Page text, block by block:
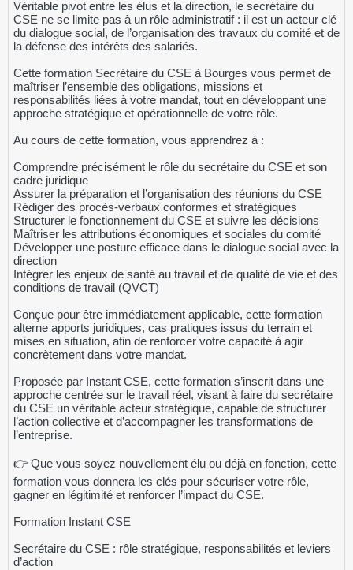
Véritable pivot entre les élus et la direction, le secrétaire du
CSE ne se limite pas à un rôle administratif : il est un acteur clé
du dialogue social, de l’organisation des travaux du comité et de
la défense des intérêts des salariés.
Cette formation Secrétaire du CSE à Bourges vous permet de
maîtriser l’ensemble des obligations, missions et
responsabilités liées à votre mandat, tout en développant une
approche stratégique et opérationnelle de votre rôle.
Au cours de cette formation, vous apprendrez à :
Comprendre précisément le rôle du secrétaire du CSE et son
cadre juridique
Assurer la préparation et l’organisation des réunions du CSE
Rédiger des procès-verbaux conformes et stratégiques
Structurer le fonctionnement du CSE et suivre les décisions
Maîtriser les attributions économiques et sociales du comité
Développer une posture efficace dans le dialogue social avec la
direction
Intégrer les enjeux de santé au travail et de qualité de vie et des
conditions de travail (QVCT)
Conçue pour être immédiatement applicable, cette formation
alterne apports juridiques, cas pratiques issus du terrain et
mises en situation, afin de renforcer votre capacité à agir
concrètement dans votre mandat.
Proposée par Instant CSE, cette formation s’inscrit dans une
approche centrée sur le travail réel, visant à faire du secrétaire
du CSE un véritable acteur stratégique, capable de structurer
l’action collective et d’accompagner les transformations de
l’entreprise.
👉 Que vous soyez nouvellement élu ou déjà en fonction, cette
formation vous donnera les clés pour sécuriser votre rôle,
gagner en légitimité et renforcer l’impact du CSE.
Formation Instant CSE
Secrétaire du CSE : rôle stratégique, responsabilités et leviers
d’action